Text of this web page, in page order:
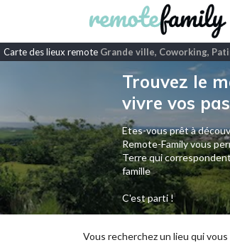
Carte des lieux remote Grande ville, Coworking,
Trouvez le
vivre vos
Etes-vous prêt à
Remote-Family vous
Terre qui
famille
C'est parti !
Vous recherchez un lieu qui